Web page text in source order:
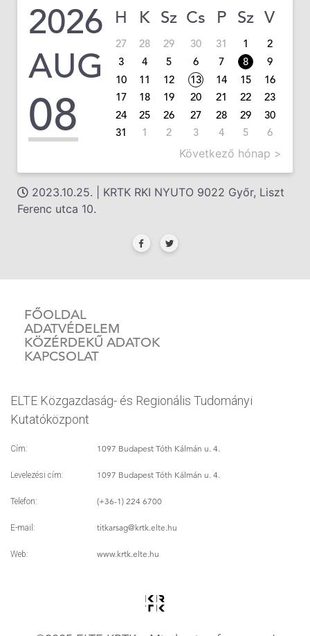
2026
AUG
08
H K Sz Cs P Sz V
27 28 29 30 31 1
2
3
4 5 6 7 8
9
10
11 12 13 14 15
16
17
18 19 20 21 22
23
24
25 26 27 28 29
30
31
1 2 3 4 5 6
Következő hónap >
2023.10.25. | KRTK RKI NYUTO 9022 Győr, Liszt
Ferenc utca 10.
FŐOLDAL
ADATVÉDELEM
KÖZÉRDEKŰ ADATOK
KAPCSOLAT
ELTE Közgazdaság- és Regionális Tudományi
Kutatóközpont
Cím: 1097 Budapest Tóth Kálmán u. 4.
Levelezési cím: 1097 Budapest Tóth Kálmán u. 4.
Telefon: (+36-1) 224 6700
E-mail: titkarsag@krtk.elte.hu
Web: www.krtk.elte.hu